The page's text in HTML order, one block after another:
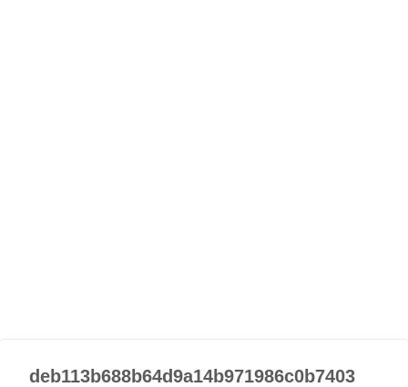
deb113b688b64d9a14b971986c0b7403